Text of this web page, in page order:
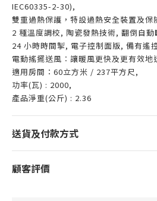
IEC60335-2-30),
雙重過熱保護，特設過熱安全裝置及保
2 種溫度調校, 陶瓷發熱技術, 翻倒自動
24 小時時間掣, 電子控制面版, 備有遙
電動搖擺送風︰讓暖風更快及更有效地
適用房間：60立方米 / 237平方尺,
功率(瓦) : 2000,
產品淨重(公斤) : 2.36
送貨及付款方式
顧客評價